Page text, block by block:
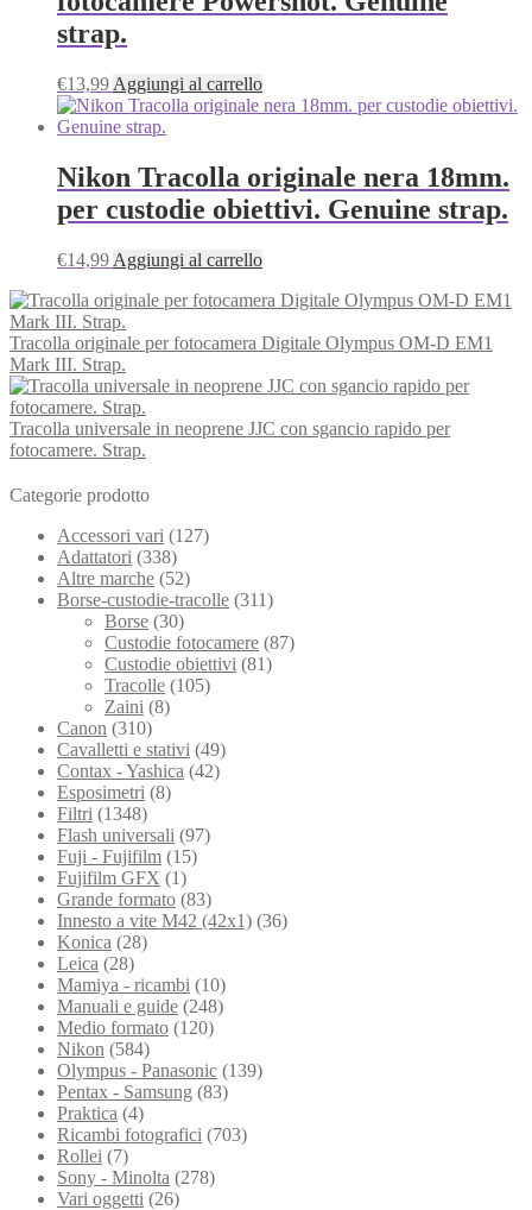
strap.
€13,99 Aggiungi al carrello
Nikon Tracolla originale nera 18mm.
per custodie obiettivi. Genuine strap.
€14,99 Aggiungi al carrello
Tracolla originale per fotocamera Digitale Olympus OM-D EM1
Mark III. Strap.
Tracolla universale in neoprene JJC con sgancio rapido per
fotocamere. Strap.
Categorie prodotto
Accessori vari (127)
Adattatori (338)
Altre marche (52)
Borse-custodie-tracolle (311)
Borse (30)
Custodie fotocamere (87)
Custodie obiettivi (81)
Tracolle (105)
Zaini (8)
Canon (310)
Cavalletti e stativi (49)
Contax - Yashica (42)
Esposimetri (8)
Filtri (1348)
Flash universali (97)
Fuji - Fujifilm (15)
Fujifilm GFX (1)
Grande formato (83)
Innesto a vite M42 (42x1) (36)
Konica (28)
Leica (28)
Mamiya - ricambi (10)
Manuali e guide (248)
Medio formato (120)
Nikon (584)
Olympus - Panasonic (139)
Pentax - Samsung (83)
Praktica (4)
Ricambi fotografici (703)
Rollei (7)
Sony - Minolta (278)
Vari oggetti (26)